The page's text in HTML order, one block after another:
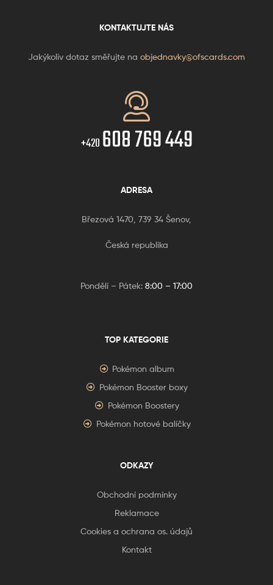
KONTAKTUJTE NÁS
Jakýkoliv dotaz směřujte na objednavky@ofscards.com
+420 608 769 449
ADRESA
Březová 1470, 739 34 Šenov,
Česká republika
Pondělí – Pátek: 8:00 – 17:00
TOP KATEGORIE
Pokémon album
Pokémon Booster boxy
Pokémon Boostery
Pokémon hotové balíčky
ODKAZY
Obchodní podmínky
Reklamace
Cookies a ochrana os. údajů
Kontakt